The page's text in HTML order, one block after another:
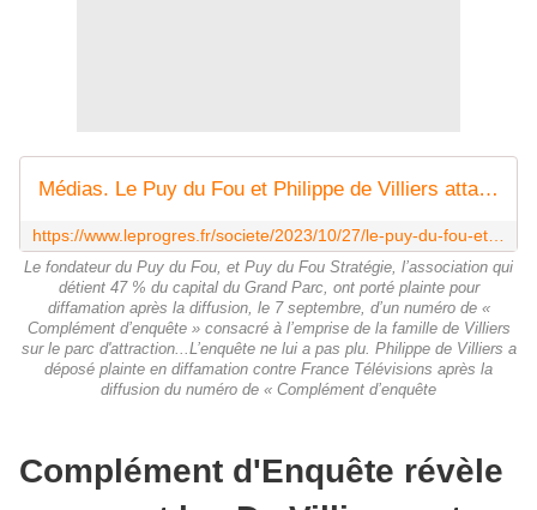
Médias. Le Puy du Fou et Philippe de Villiers attaquent France Télévisions en diffamation
Le fondateur du Puy du Fou, et Puy du Fou Stratégie, l’association qui
détient 47 % du capital du Grand Parc, ont porté plainte pour
diffamation après la diffusion, le 7 septembre, d’un numéro de «
Complément d’enquête » consacré à l’emprise de la famille de Villiers
sur le parc d'attraction...L’enquête ne lui a pas plu. Philippe de Villiers a
déposé plainte en diffamation contre France Télévisions après la
diffusion du numéro de « Complément d’enquête
Complément d'Enquête révèle